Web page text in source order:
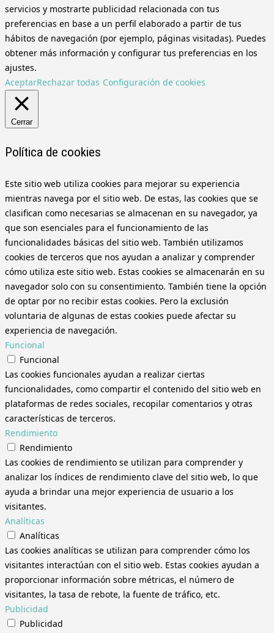
servicios y mostrarte publicidad relacionada con tus
preferencias en base a un perfil elaborado a partir de tus
hábitos de navegación (por ejemplo, páginas visitadas). Puedes
obtener más información y configurar tus preferencias en los
ajustes.
AceptarRechazar todas Configuración de cookies
Cerrar
Política de cookies
Este sitio web utiliza cookies para mejorar su experiencia
mientras navega por el sitio web. De estas, las cookies que se
clasifican como necesarias se almacenan en su navegador, ya
que son esenciales para el funcionamiento de las
funcionalidades básicas del sitio web. También utilizamos
cookies de terceros que nos ayudan a analizar y comprender
cómo utiliza este sitio web. Estas cookies se almacenarán en su
navegador solo con su consentimiento. También tiene la opción
de optar por no recibir estas cookies. Pero la exclusión
voluntaria de algunas de estas cookies puede afectar su
experiencia de navegación.
Funcional
Funcional
Las cookies funcionales ayudan a realizar ciertas
funcionalidades, como compartir el contenido del sitio web en
plataformas de redes sociales, recopilar comentarios y otras
características de terceros.
Rendimiento
Rendimiento
Las cookies de rendimiento se utilizan para comprender y
analizar los índices de rendimiento clave del sitio web, lo que
ayuda a brindar una mejor experiencia de usuario a los
visitantes.
Analíticas
Analíticas
Las cookies analíticas se utilizan para comprender cómo los
visitantes interactúan con el sitio web. Estas cookies ayudan a
proporcionar información sobre métricas, el número de
visitantes, la tasa de rebote, la fuente de tráfico, etc.
Publicidad
Publicidad